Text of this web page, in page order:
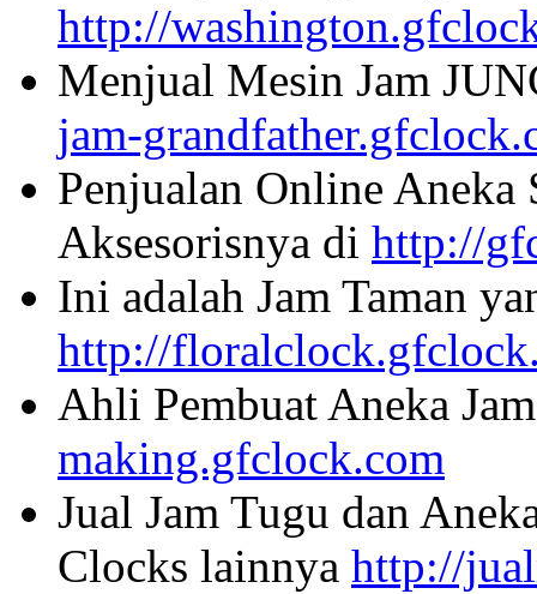
http://
Menjual Mesin Jam
jam-
Penjualan Online Aneka
Aksesorisnya di http://
Ini adalah Jam Taman
http://
Ahli Pembuat Aneka
making.gfclock.com
Jual Jam Tugu dan
Clocks lainnya http://